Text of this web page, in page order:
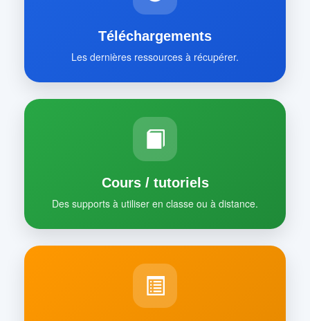
Téléchargements
Les dernières ressources à récupérer.
Cours / tutoriels
Des supports à utiliser en classe ou à distance.